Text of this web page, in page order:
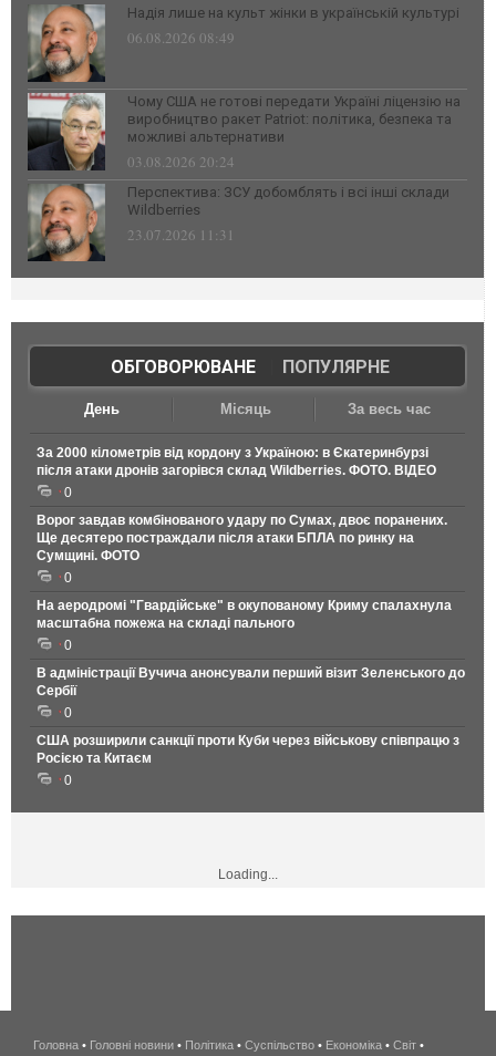
Надія лише на культ жінки в українській культурі
06.08.2026 08:49
Чому США не готові передати Україні ліцензію на
виробництво ракет Patriot: політика, безпека та
можливі альтернативи
03.08.2026 20:24
Перспектива: ЗСУ добомблять і всі інші склади
Wildberries
23.07.2026 11:31
ОБГОВОРЮВАНЕ| ПОПУЛЯРНЕ
День Місяць За весь час
За 2000 кілометрів від кордону з Україною: в Єкатеринбурзі
після атаки дронів загорівся склад Wildberries. ФОТО. ВІДЕО
0
Ворог завдав комбінованого удару по Сумах, двоє поранених.
Ще десятеро постраждали після атаки БПЛА по ринку на
Сумщині. ФОТО
0
На аеродромі "Гвардійське" в окупованому Криму спалахнула
масштабна пожежа на складі пального
0
В адміністрації Вучича анонсували перший візит Зеленського до
Сербії
0
США розширили санкції проти Куби через військову співпрацю з
Росією та Китаєм
0
Loading...
беспроводной
Головна • Головні новини • Політика • Суспільство • Економіка • Світ •